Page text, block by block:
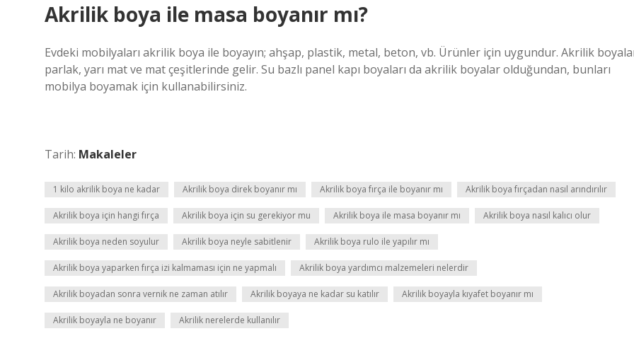
Akrilik boya ile masa boyanır mı?
Evdeki mobilyaları akrilik boya ile boyayın; ahşap, plastik, metal, beton, vb. Ürünler için uygundur. Akrilik
parlak, yarı mat ve mat çeşitlerinde gelir. Su bazlı panel kapı boyaları da akrilik boyalar olduğundan, bunları
mobilya boyamak için kullanabilirsiniz.
Tarih: Makaleler
1 kilo akrilik boya ne kadar Akrilik boya direk boyanır mı Akrilik boya fırça ile boyanır mı Akrilik boya fırçadan nasıl arındırılır
Akrilik boya için hangi fırça Akrilik boya için su gerekiyor mu Akrilik boya ile masa boyanır mı Akrilik boya nasıl kalıcı olur
Akrilik boya neden soyulur Akrilik boya neyle sabitlenir Akrilik boya rulo ile yapılır mı
Akrilik boya yaparken fırça izi kalmaması için ne yapmalı Akrilik boya yardımcı malzemeleri nelerdir
Akrilik boyadan sonra vernik ne zaman atılır Akrilik boyaya ne kadar su katılır Akrilik boyayla kıyafet boyanır mı
Akrilik boyayla ne boyanır Akrilik nerelerde kullanılır